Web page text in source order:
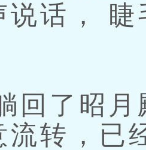
说话，
了昭月
流转，已